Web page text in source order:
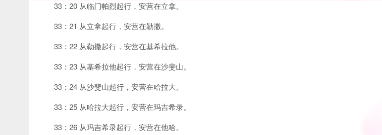
33：20 从临门帕烈起行，安营在立拿。
33：21 从立拿起行，安营在勒撒。
33：22 从勒撒起行，安营在基希拉他。
33：23 从基希拉他起行，安营在沙斐山。
33：24 从沙斐山起行，安营在哈拉大。
33：25 从哈拉大起行，安营在玛吉希录。
33：26 从玛吉希录起行，安营在他哈。